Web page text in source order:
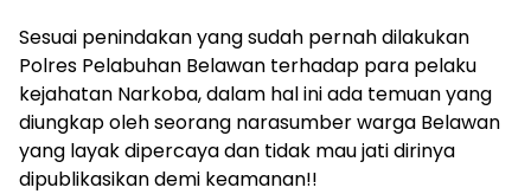
Sesuai penindakan yang sudah pernah dilakukan
Polres Pelabuhan Belawan terhadap para pelaku
kejahatan Narkoba, dalam hal ini ada temuan yang
diungkap oleh seorang narasumber warga Belawan
yang layak dipercaya dan tidak mau jati dirinya
dipublikasikan demi keamanan!!